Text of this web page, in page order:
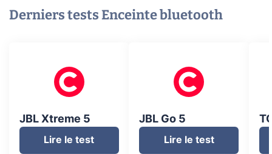
Derniers testsEnceinte bluetooth
JBL Xtreme 5
Lire le test
JBL Go 5
Lire le test